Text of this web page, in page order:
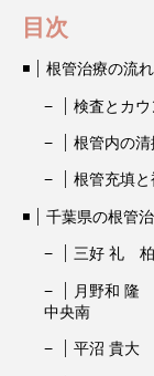
目次
根管治療の流れ
検査とカ
根管内の
根管充填
千葉県の根管
三好 礼 柏
月野和 隆
中央南
平沼 貴大